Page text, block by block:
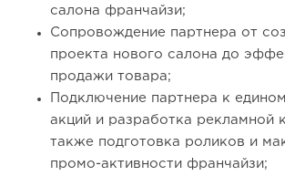
салона франчайзи;
Сопровождение партнера от
проекта нового салона до
продажи товара;
Подключение партнера к
акций и разработка рекламной
также подготовка роликов и
промо-активности франчайзи;